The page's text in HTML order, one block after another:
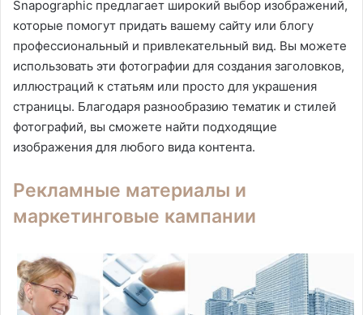
Snapographic предлагает широкий выбор изображений,
которые помогут придать вашему сайту или блогу
профессиональный и привлекательный вид. Вы можете
использовать эти фотографии для создания заголовков,
иллюстраций к статьям или просто для украшения
страницы. Благодаря разнообразию тематик и стилей
фотографий, вы сможете найти подходящие
изображения для любого вида контента.
Рекламные материалы и
маркетинговые кампании